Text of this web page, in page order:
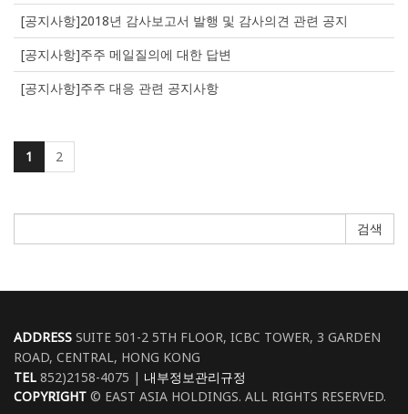
[공지사항]2018년 감사보고서 발행 및 감사의견 관련 공지
[공지사항]주주 메일질의에 대한 답변
[공지사항]주주 대응 관련 공지사항
1 2
검색
ADDRESS SUITE 501-2 5TH FLOOR, ICBC TOWER, 3 GARDEN
ROAD, CENTRAL, HONG KONG
TEL 852)2158-4075 | 내부정보관리규정
COPYRIGHT © EAST ASIA HOLDINGS. ALL RIGHTS RESERVED.